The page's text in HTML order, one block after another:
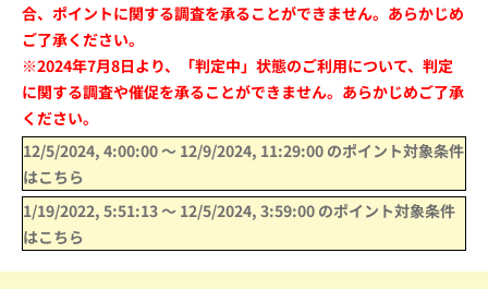
合、ポイントに関する調査を承ることができません。あらかじめ
ご了承ください。
※2024年7月8日より、「判定中」状態のご利用について、判定
に関する調査や催促を承ることができません。あらかじめご了承
ください。
12/5/2024, 4:00:00〜 12/9/2024, 11:29:00 のポイント対象条件
はこちら
1/19/2022, 5:51:13〜 12/5/2024, 3:59:00 のポイント対象条件
はこちら